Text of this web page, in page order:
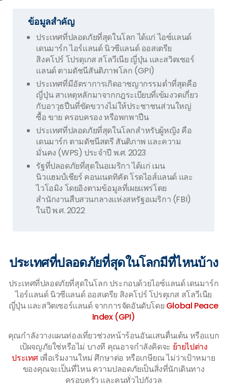
ข้อมูลสำคัญ
ประเทศที่ปลอดภัยที่สุดในโลก ได้แก่ ไอซ์แลนด์
เดนมาร์ก ไอร์แลนด์ นิวซีแลนด์ ออสเตรีย
สิงคโปร์ โปรตุเกส สโลวีเนีย ญี่ปุ่น และสวิตเซอร์
แลนด์ ตามดัชนีสันติภาพโลก (GPI)
ประเทศที่มีอัตราการเกิดอาชญากรรมต่ำที่สุดคือ
ญี่ปุ่น สาเหตุหลักมาจากกฎระเบียบที่เข้มงวดเกี่ยว
กับอาวุธปืนที่ขัดขวางไม่ให้ประชาชนส่วนใหญ่
ซื้อ ขาย ครอบครอง หรือพกพาปืน
ประเทศที่ปลอดภัยที่สุดในโลกสำหรับผู้หญิง คือ
เดนมาร์ก ตามดัชนีสตรี สันติภาพ และความ
มั่นคง (WPS) ประจำปี พ.ศ. 2023
รัฐที่ปลอดภัยที่สุดในอเมริกา ได้แก่ เมน
นิวแฮมป์เชียร์ คอนเนตทิคัต โรดไอส์แลนด์ และ
ไวโอมิง โดยอิงตามข้อมูลที่เผยแพร่โดย
สำนักงานสืบสวนกลางแห่งสหรัฐอเมริกา (FBI)
ในปี พ.ศ. 2022
ประเทศที่ปลอดภัยที่สุดในโลกมีที่ไหนบ้าง
ประเทศที่ปลอดภัยที่สุดในโลก ประกอบด้วยไอซ์แลนด์ เดนมาร์ก
ไอร์แลนด์ นิวซีแลนด์ ออสเตรีย สิงคโปร์ โปรตุเกส สโลวีเนีย
ญี่ปุ่น และสวิตเซอร์แลนด์ จากการจัดอันดับโดย Global Peace
Index (GPI)
คุณกำลังวางแผนท่องเที่ยวช่วงหน้าร้อนอันแสนตื่นเต้น หรือแบก
เป้ผจญภัยใช่หรือไม่ บางที คุณอาจกำลังคิดจะ ย้ายไปต่าง
ประเทศ เพื่อเริ่มงานใหม่ ศึกษาต่อ หรือเกษียณ ไม่ว่าเป้าหมาย
ของคุณจะเป็นที่ไหน ความปลอดภัยเป็นสิ่งที่นักเดินทาง
ครอบครัว และคนทั่วไปกังวล